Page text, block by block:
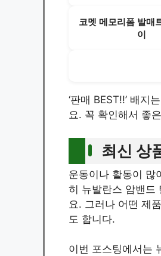
코멧 메모리폼 발매
이
‘판매 BEST!!’ 배지
요. 꼭 확인해서 좋
최신 상
운동이나 활동이 많
히 뉴발란스 암밴드
요. 그러나 어떤 제
도 합니다.
이번 포스팅에서는